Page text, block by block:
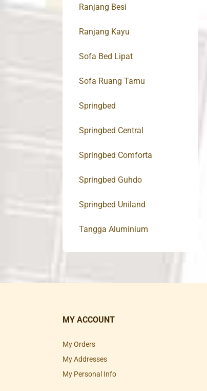
Ranjang Besi
Ranjang Kayu
Sofa Bed Lipat
Sofa Ruang Tamu
Springbed
Springbed Central
Springbed Comforta
Springbed Guhdo
Springbed Uniland
Tangga Aluminium
MY ACCOUNT
My Orders
My Addresses
My Personal Info